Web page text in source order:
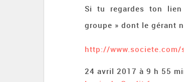
Si tu regardes ton
groupe » dont le gérant
http://
24 avril 2017 à 9 h 55